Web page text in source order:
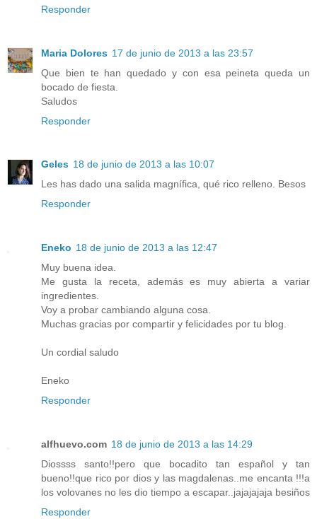
Responder
Maria Dolores 17 de junio de 2013 a las 23:57
Que bien te han quedado y con esa peineta queda un
bocado de fiesta.
Saludos
Responder
Geles 18 de junio de 2013 a las 10:07
Les has dado una salida magnífica, qué rico relleno. Besos
Responder
Eneko 18 de junio de 2013 a las 12:47
Muy buena idea.
Me gusta la receta, además es muy abierta a variar
ingredientes.
Voy a probar cambiando alguna cosa.
Muchas gracias por compartir y felicidades por tu blog.
Un cordial saludo
Eneko
Responder
alfhuevo.com 18 de junio de 2013 a las 14:29
Diossss santo!!pero que bocadito tan español y tan
bueno!!que rico por dios y las magdalenas..me encanta !!!a
los volovanes no les dio tiempo a escapar..jajajajaja besiños
Responder